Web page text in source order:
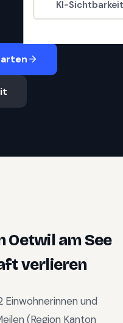
KI-
Oetwil am See
verlieren
Einwohnerinnen und
(Region Kanton